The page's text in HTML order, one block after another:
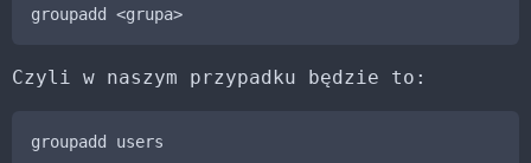
groupadd <grupa>
Czyli w naszym przypadku będzie to:
groupadd users